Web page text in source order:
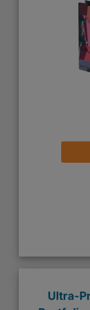
Ultra-